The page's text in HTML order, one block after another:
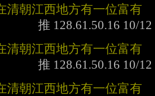
清朝江西地方有一位富有
清朝江西地方有一位富有
清朝江西地方有一位富有